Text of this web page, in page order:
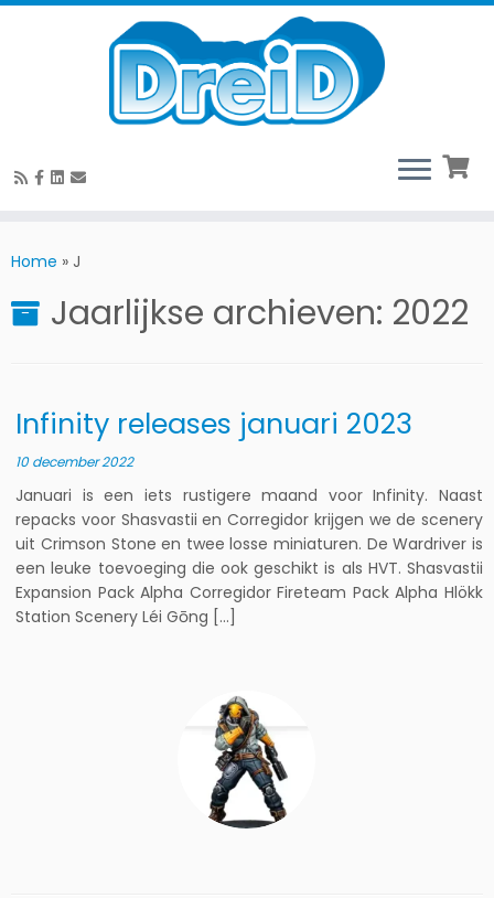
naar
inhoud
Home » J
Jaarlijkse archieven: 2022
Infinity releases januari 2023
10 december 2022
Januari is een iets rustigere maand voor Infinity. Naast
repacks voor Shasvastii en Corregidor krijgen we de scenery
uit Crimson Stone en twee losse miniaturen. De Wardriver is
een leuke toevoeging die ook geschikt is als HVT. Shasvastii
Expansion Pack Alpha Corregidor Fireteam Pack Alpha Hlökk
Station Scenery Léi Gōng […]